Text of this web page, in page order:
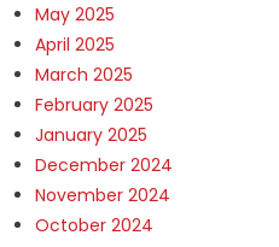
May 2025
April 2025
March 2025
February 2025
January 2025
December 2024
November 2024
October 2024